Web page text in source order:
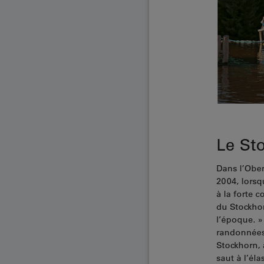
Le
Dans
2004,
à la forte
du
l’époque.
Stockhorn,
saut à